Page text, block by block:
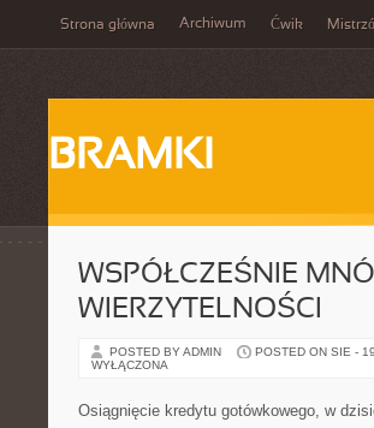
Strona główna Archiwum Ćwik
BRAMKI
WSPÓŁCZEŚNIE
WIERZYTELNOŚCI
POSTED BY ADMIN POSTED ON SIE -
WYŁĄCZONA
Osiągnięcie kredytu gotówkowego, w